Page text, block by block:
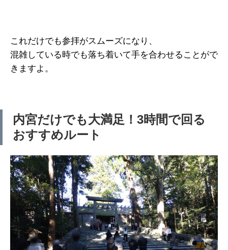
これだけでも参拝がスムーズになり、
混雑している時でも落ち着いて手を合わせることがで
きますよ。
内宮だけでも大満足！3時間で回る
おすすめルート